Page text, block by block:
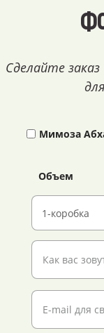
Сделайте
Мимоза
Объем